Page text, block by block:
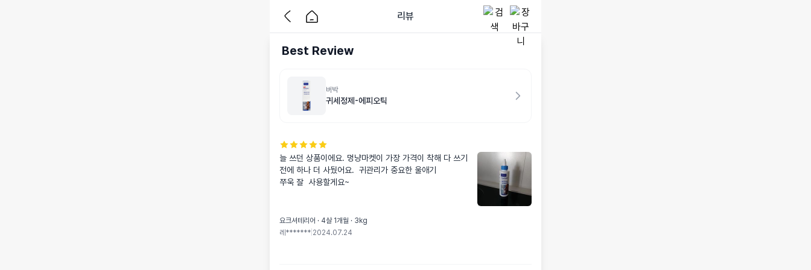
리뷰
Best Review
버박
귀세정제-에피오틱
늘 쓰던 상품이에요. 멍냥마켓이 가장 가격이 착해 다 쓰기
전에 하나 더 사뒀어요.  귀관리가 중요한 울애기
쭈욱 잘  사용할게요~
요크셔테리어 · 4살 1개월 · 3kg
레******* 2024.07.24